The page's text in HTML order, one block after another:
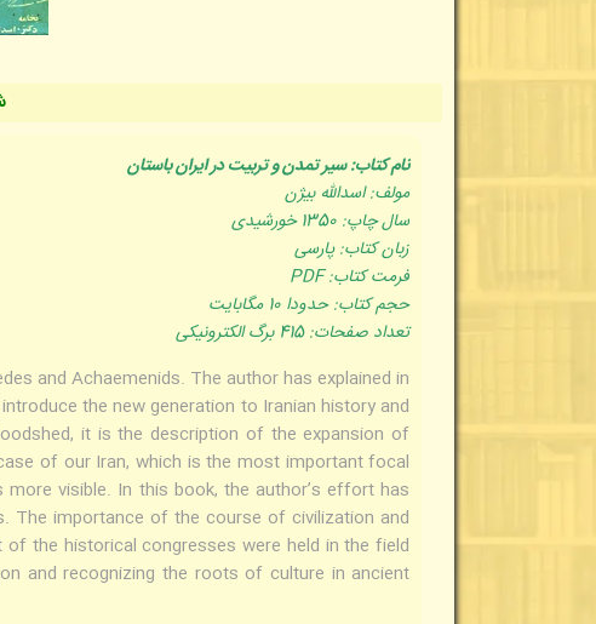
نام کتاب: سیر تمدن و تربیت در ایران باستان
مولف: اسدالله بیژن
سال چاپ: 1350 خورشیدی
زبان کتاب: پارسی
فرمت کتاب: PDF
حجم کتاب: حدودا 10 مگابایت
تعداد صفحات: 415 برگ الکترونیکی
and Achaemenids. The author has explained in
the new generation to Iranian history and
it is the description of the expansion of
of our Iran, which is the most important focal
visible. In this book, the author’s effort has
The importance of the course of civilization and
the historical congresses were held in the field
and recognizing the roots of culture in ancient